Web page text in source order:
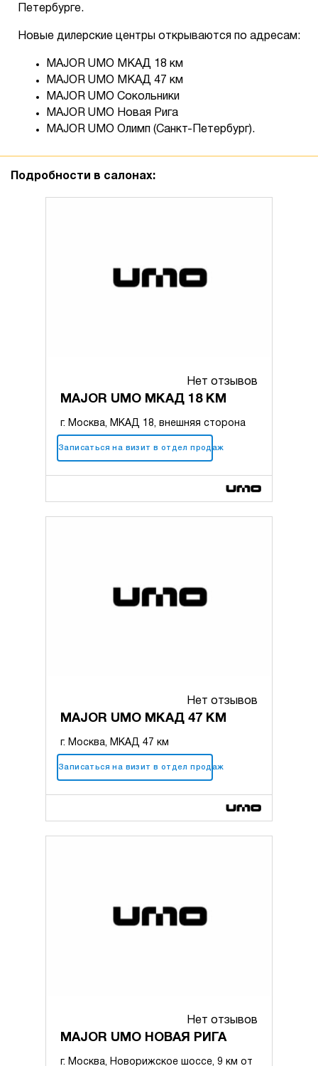
Петербурге.
Новые дилерские центры открываются по адресам:
MAJOR UMO МКАД 18 км
MAJOR UMO МКАД 47 км
MAJOR UMO Сокольники
MAJOR UMO Новая Рига
MAJOR UMO Олимп (Санкт-Петербург).
Подробности в салонах:
Нет отзывов
MAJOR UMO МКАД 18 КМ
г. Москва, МКАД 18, внешняя сторона
+7 (495) 183-56-15
Записаться на визит в отдел продаж
Нет отзывов
MAJOR UMO МКАД 47 КМ
г. Москва, МКАД 47 км
+7 (495) 183-56-42
Записаться на визит в отдел продаж
Нет отзывов
MAJOR UMO НОВАЯ РИГА
г. Москва, Новорижское шоссе, 9 км от